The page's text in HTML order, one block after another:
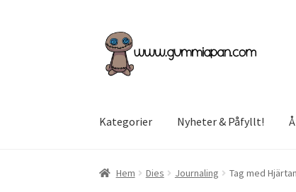
Hoppa
till
navigering
Hoppa
till
innehåll
Kategorier Nyheter & Påfyllt!
Hem Dies Journaling Tag med Hjärtan